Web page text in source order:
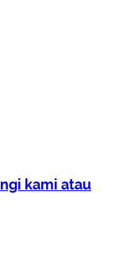
kami atau